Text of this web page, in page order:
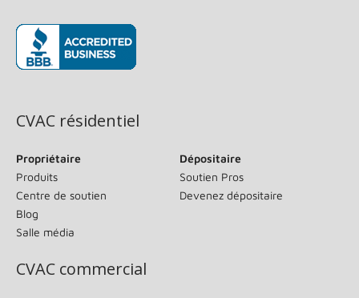
CVAC résidentiel
Propriétaire
Produits
Centre de soutien
Blog
Salle média
Dépositaire
Soutien Pros
Devenez dépositaire
CVAC commercial